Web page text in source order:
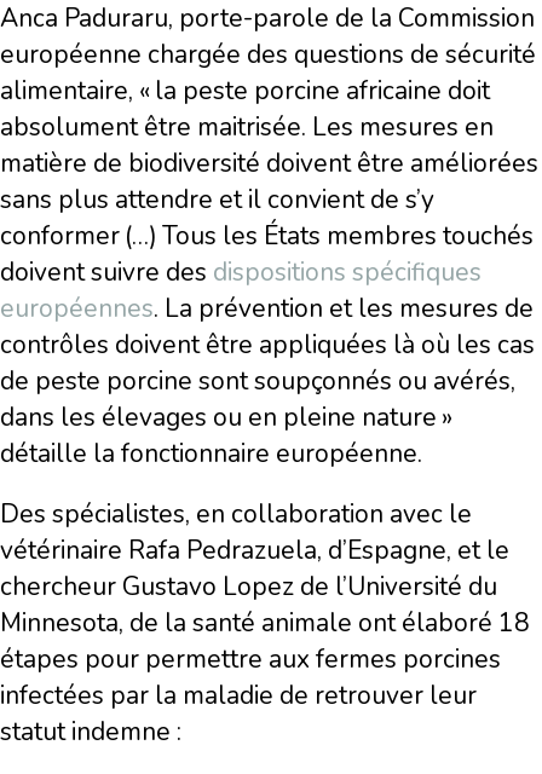
Anca Paduraru, porte-parole de la Commission
européenne chargée des questions de sécurité
alimentaire, « la peste porcine africaine doit
absolument être maitrisée. Les mesures en
matière de biodiversité doivent être améliorées
sans plus attendre et il convient de s’y
conformer (…) Tous les États membres touchés
doivent suivre des dispositions spécifiques
européennes. La prévention et les mesures de
contrôles doivent être appliquées là où les cas
de peste porcine sont soupçonnés ou avérés,
dans les élevages ou en pleine nature »
détaille la fonctionnaire européenne.
Des spécialistes, en collaboration avec le
vétérinaire Rafa Pedrazuela, d’Espagne, et le
chercheur Gustavo Lopez de l’Université du
Minnesota, de la santé animale ont élaboré 18
étapes pour permettre aux fermes porcines
infectées par la maladie de retrouver leur
statut indemne :